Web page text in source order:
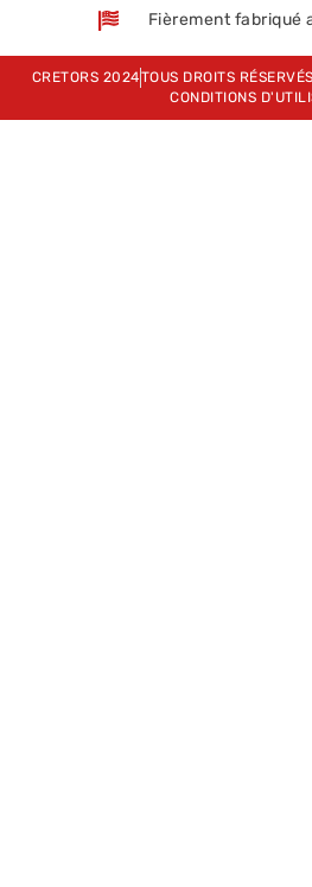
Fièrement fabriqué
CRETORS 2024TOUS DROITS RÉSERVÉS
CONDITIONS